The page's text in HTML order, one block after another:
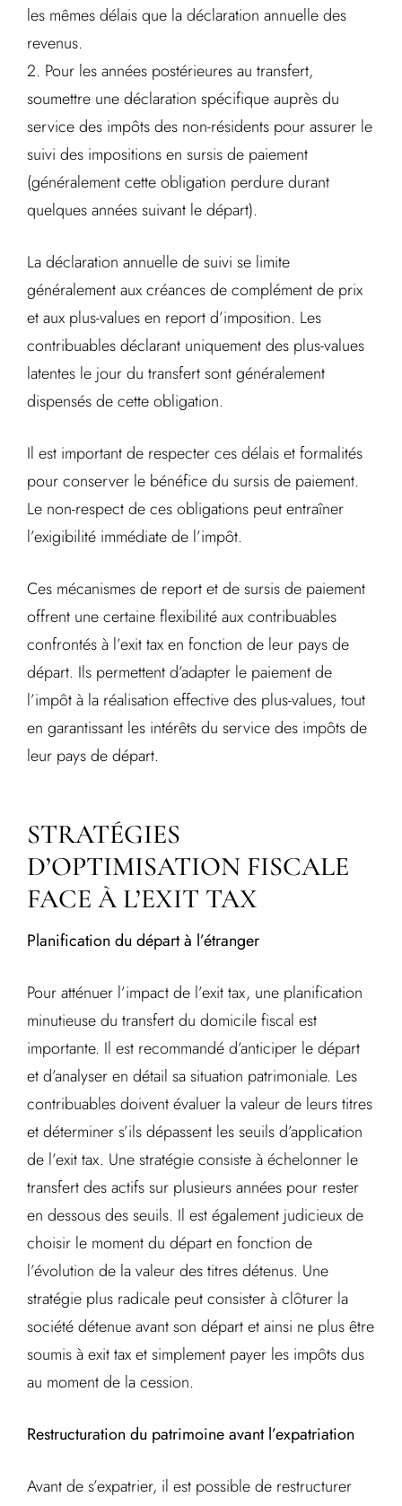
les mêmes délais que la déclaration annuelle des
revenus.
2. Pour les années postérieures au transfert,
soumettre une déclaration spécifique auprès du
service des impôts des non-résidents pour assurer le
suivi des impositions en sursis de paiement
(généralement cette obligation perdure durant
quelques années suivant le départ).
La déclaration annuelle de suivi se limite
généralement aux créances de complément de prix
et aux plus-values en report d’imposition. Les
contribuables déclarant uniquement des plus-values
latentes le jour du transfert sont généralement
dispensés de cette obligation.
Il est important de respecter ces délais et formalités
pour conserver le bénéfice du sursis de paiement.
Le non-respect de ces obligations peut entraîner
l’exigibilité immédiate de l’impôt.
Ces mécanismes de report et de sursis de paiement
offrent une certaine flexibilité aux contribuables
confrontés à l’exit tax en fonction de leur pays de
départ. Ils permettent d’adapter le paiement de
l’impôt à la réalisation effective des plus-values, tout
en garantissant les intérêts du service des impôts de
leur pays de départ.
STRATÉGIES
D’OPTIMISATION FISCALE
FACE À L’EXIT TAX
Planification du départ à l’étranger
Pour atténuer l’impact de l’exit tax, une planification
minutieuse du transfert du domicile fiscal est
importante. Il est recommandé d’anticiper le départ
et d’analyser en détail sa situation patrimoniale. Les
contribuables doivent évaluer la valeur de leurs titres
et déterminer s’ils dépassent les seuils d’application
de l’exit tax. Une stratégie consiste à échelonner le
transfert des actifs sur plusieurs années pour rester
en dessous des seuils. Il est également judicieux de
choisir le moment du départ en fonction de
l’évolution de la valeur des titres détenus. Une
stratégie plus radicale peut consister à clôturer la
société détenue avant son départ et ainsi ne plus être
soumis à exit tax et simplement payer les impôts dus
au moment de la cession.
Restructuration du patrimoine avant l’expatriation
Avant de s’expatrier, il est possible de restructurer